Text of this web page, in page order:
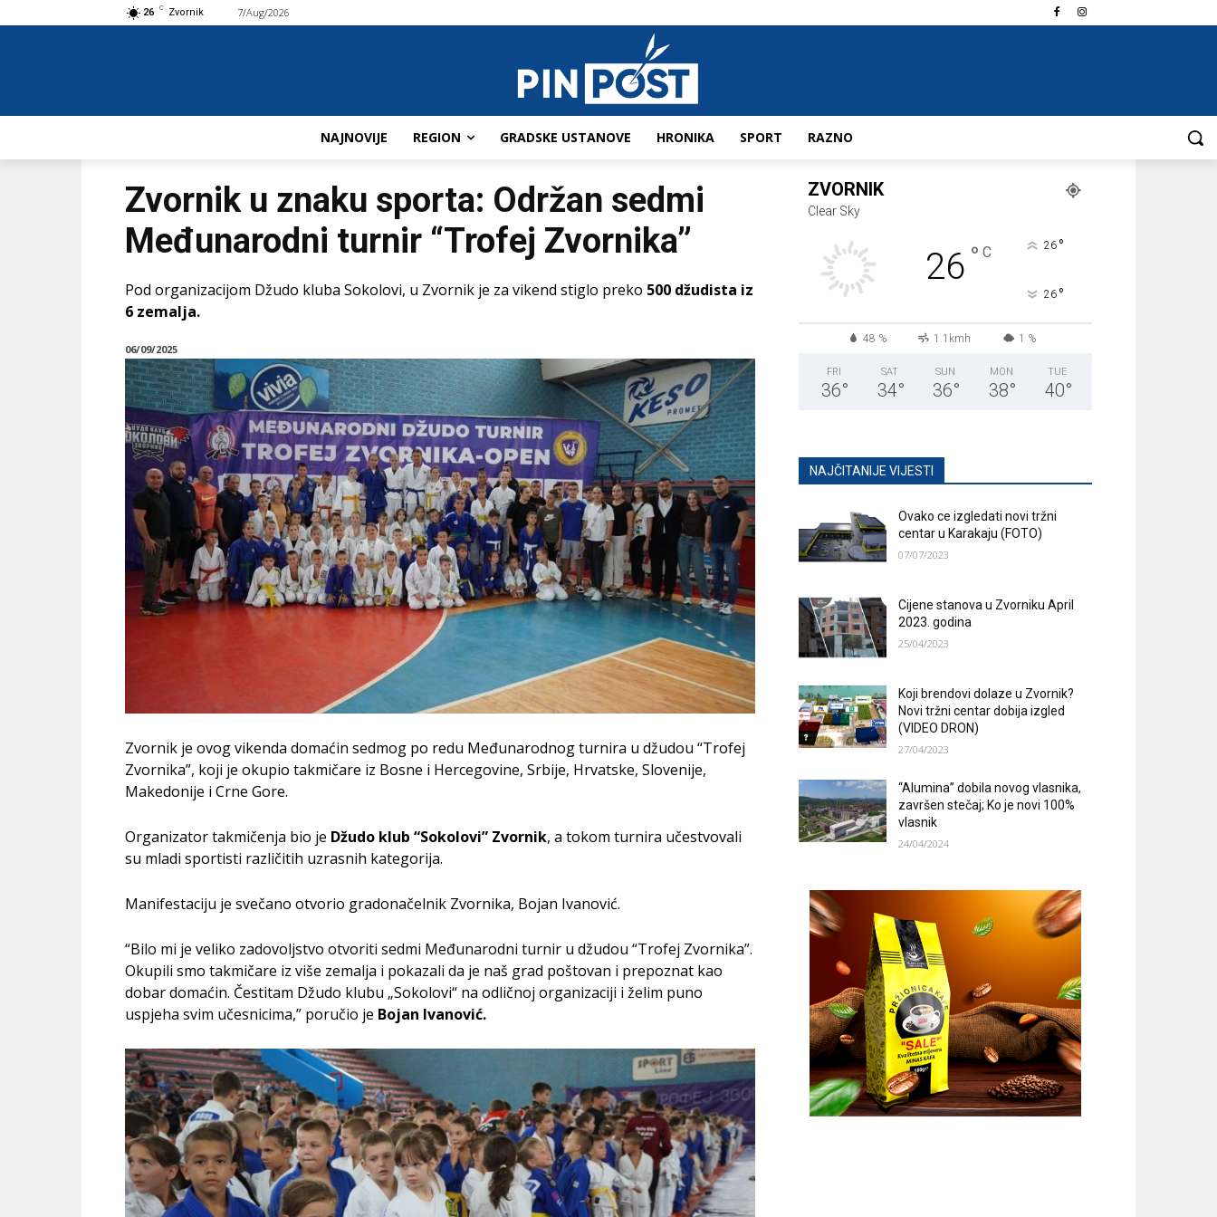
26 C Zvornik 7/Aug/2026
NAJNOVIJE REGION GRADSKE USTANOVE HRONIKA SPORT RAZNO
Zvornik u znaku sporta: Održan sedmi
Međunarodni turnir “Trofej Zvornika”
Pod organizacijom Džudo kluba Sokolovi, u Zvornik je za vikend stiglo preko 500 džudista iz
6 zemalja.
06/09/2025
Zvornik je ovog vikenda domaćin sedmog po redu Međunarodnog turnira u džudou “Trofej
Zvornika”, koji je okupio takmičare iz Bosne i Hercegovine, Srbije, Hrvatske, Slovenije,
Makedonije i Crne Gore.
Organizator takmičenja bio je Džudo klub “Sokolovi” Zvornik, a tokom turnira učestvovali
su mladi sportisti različitih uzrasnih kategorija.
Manifestaciju je svečano otvorio gradonačelnik Zvornika, Bojan Ivanović.
“Bilo mi je veliko zadovoljstvo otvoriti sedmi Međunarodni turnir u džudou “Trofej Zvornika”.
Okupili smo takmičare iz više zemalja i pokazali da je naš grad poštovan i prepoznat kao
dobar domaćin. Čestitam Džudo klubu „Sokolovi“ na odličnoj organizaciji i želim puno
uspjeha svim učesnicima,” poručio je Bojan Ivanović.
ZVORNIK
Clear Sky
26 ° C 26 °
26 °
48 % 1.1kmh 1 %
FRI
36°
SAT
34°
SUN
36°
MON
38°
TUE
40°
NAJČITANIJE VIJESTI
Ovako ce izgledati novi tržni
centar u Karakaju (FOTO)
07/07/2023
Cijene stanova u Zvorniku April
2023. godina
25/04/2023
Koji brendovi dolaze u Zvornik?
Novi tržni centar dobija izgled
(VIDEO DRON)
27/04/2023
“Alumina” dobila novog vlasnika,
završen stečaj; Ko je novi 100%
vlasnik
24/04/2024